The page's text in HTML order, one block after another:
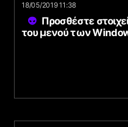
18/05/2019 11:38
Προσθέστε
του μενού των